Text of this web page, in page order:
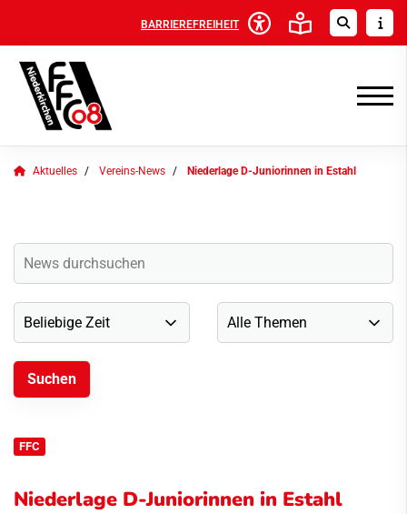
BARRIEREFREIHEIT
Aktuelles Vereins-News Niederlage D-Juniorinnen in Estahl
FFC
Niederlage D-Juniorinnen in Estahl